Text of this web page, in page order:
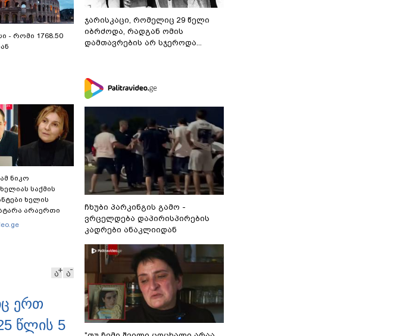
- რომი 1768.50
ნიკო
საქმის
ხელის
არაერთი
არ იცით
ა ა
ერთ
წლის 5
ჯარისკაცი, რომელიც 29 წელი
იბრძოდა, რადგან ომის
დამთავრების არ სჯეროდა...
ჩხუბი პარკინგის გამო -
ვრცელდება დაპირისპირების
კადრები ანაკლიიდან